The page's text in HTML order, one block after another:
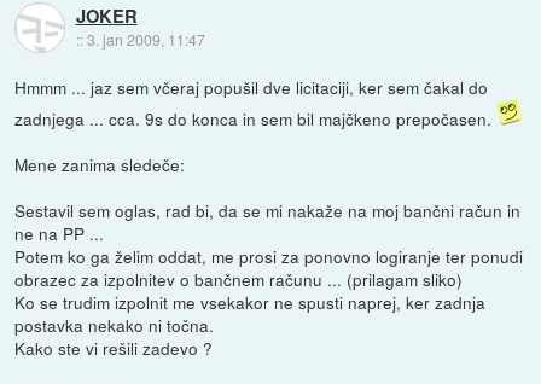
JOKER
::3. jan 2009, 11:47
Hmmm ... jaz sem včeraj popušil dve licitaciji, ker sem čakal do
zadnjega ... cca. 9s do konca in sem bil majčkeno prepočasen.
Mene zanima sledeče:
Sestavil sem oglas, rad bi, da se mi nakaže na moj bančni račun in
ne na PP ...
Potem ko ga želim oddat, me prosi za ponovno logiranje ter ponudi
obrazec za izpolnitev o bančnem računu ... (prilagam sliko)
Ko se trudim izpolnit me vsekakor ne spusti naprej, ker zadnja
postavka nekako ni točna.
Kako ste vi rešili zadevo ?